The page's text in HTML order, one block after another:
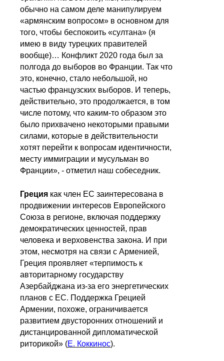
обычно на самом деле манипулируем
«армянским вопросом» в основном для
того, чтобы беспокоить «султана» (я
имею в виду турецких правителей
вообще)… Конфликт 2020 года был за
полгода до выборов во Франции. Так что
это, конечно, стало небольшой, но
частью французских выборов. И теперь,
действительно, это продолжается, в том
числе потому, что каким-то образом это
было прихвачено некоторыми правыми
силами, которые в действительности
хотят перейти к вопросам идентичности,
месту иммиграции и мусульман во
Франции», - отметил наш собеседник.
Греция как член ЕС заинтересована в
продвижении интересов Европейского
Союза в регионе, включая поддержку
демократических ценностей, прав
человека и верховенства закона. И при
этом, несмотря на связи с Арменией,
Греция проявляет «терпимость к
авторитарному государству
Азербайджана из-за его энергетических
планов с ЕС. Поддержка Грецией
Армении, похоже, ограничивается
развитием двусторонних отношений и
дистанцированной дипломатической
риторикой» (Е. Коккинос).